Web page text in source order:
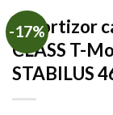
-17%
Amortizor
CLASS T-
STABILUS